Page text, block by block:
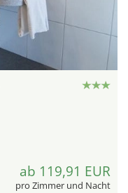
ab 119,91 EUR
pro Zimmer und Nacht